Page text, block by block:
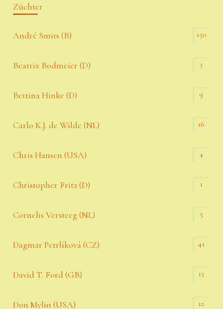
Züchter
André Smits (B) 150
Beatrix Bodmeier (D) 3
Bettina Hinke (D) 9
Carlo K.J. de Wilde (NL) 16
Chris Hansen (USA) 4
Christopher Fritz (D) 1
Cornelis Versteeg (NL) 5
Dagmar Petrlíková (CZ) 41
David T. Ford (GB) 13
Don Mylin (USA) 12